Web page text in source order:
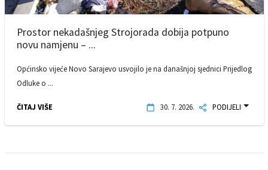
Prostor nekadašnjeg Strojorada dobija potpuno
novu namjenu – ...
Općinsko vijeće Novo Sarajevo usvojilo je na današnjoj sjednici Prijedlog
Odluke o ...
ČITAJ VIŠE 30. 7. 2026. PODIJELI